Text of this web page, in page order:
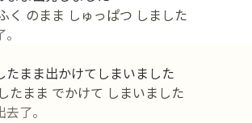
く のまま しゅっぱつ しました
まま出かけてしまいました
たまま でかけて しまいました
了。